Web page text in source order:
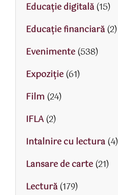
Educaţie digitală(15)
Educaţie financiară(2)
Evenimente(538)
Expoziție(61)
Film (24)
IFLA(2)
Intalnire cu lectura(4)
Lansare de carte(21)
Lectură(179)